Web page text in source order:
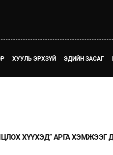
ХУУЛЬ ЭРХЗҮЙ ЭДИЙН ЗАСАГ
ХҮҮХЭД” АРГА